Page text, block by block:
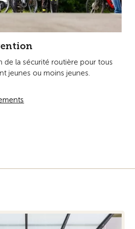
de la sécurité routière pour tous
jeunes ou moins jeunes.